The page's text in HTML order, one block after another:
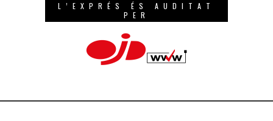
L’EXPRÉS ÉS AUDITAT
PER